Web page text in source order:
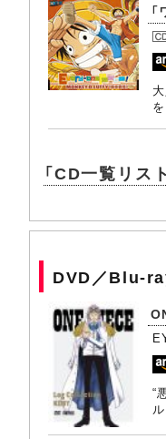
「CD一覧リス
DVD／Blu-
“